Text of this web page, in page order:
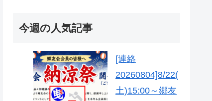
今週の人気記事
[連絡
20260804]8/22(
土)15:00～郷友